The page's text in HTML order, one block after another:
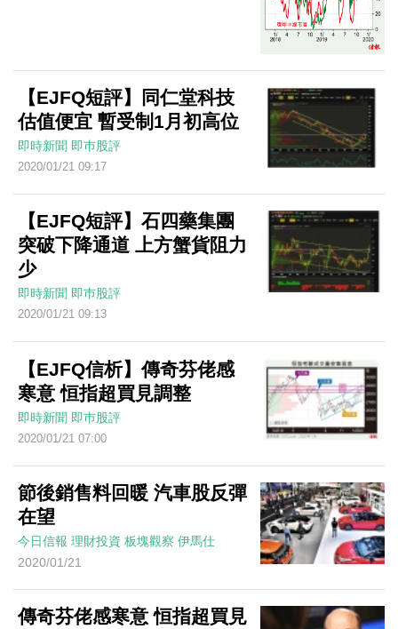
【EJFQ短評】同仁堂科技
估值便宜 暫受制1月初高位
即時新聞 即巿股評
2020/01/21 09:17
【EJFQ短評】石四藥集團
突破下降通道 上方蟹貨阻力
少
即時新聞 即巿股評
2020/01/21 09:13
【EJFQ信析】傳奇芬佬感
寒意 恒指超買見調整
即時新聞 即巿股評
2020/01/21 07:00
節後銷售料回暖 汽車股反彈
在望
今日信報 理財投資 板塊觀察 伊馬仕
2020/01/21
傳奇芬佬感寒意 恒指超買見